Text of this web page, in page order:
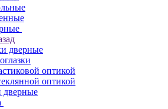
дверные
оптикой
оптикой
дверные